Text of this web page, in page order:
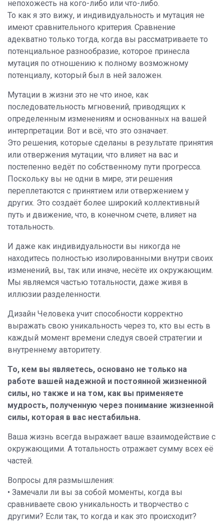
непохожесть на кого-либо или что-либо.
То как я это вижу, и индивидуальность и мутация не
имеют сравнительного критерия. Сравнение
адекватно только тогда, когда вы рассматриваете то
потенциальное разнообразие, которое принесла
мутация по отношению к полному возможному
потенциалу, который был в ней заложен.
Мутации в жизни это не что иное, как
последовательность мгновений, приводящих к
определенным изменениям и основанных на вашей
интерпретации. Вот и всё, что это означает.
Это решения, которые сделаны в результате принятия
или отвержения мутации, что влияет на вас и
постепенно ведёт по собственному пути прогресса.
Поскольку вы не одни в мире, эти решения
переплетаются с принятием или отвержением у
других. Это создаёт более широкий коллективный
путь и движение, что, в конечном счете, влияет на
тотальность.
И даже как индивидуальности вы никогда не
находитесь полностью изолированными внутри своих
изменений, вы, так или иначе, несёте их окружающим.
Мы являемся частью тотальности, даже живя в
иллюзии разделенности.
Дизайн Человека учит способности корректно
выражать свою уникальность через то, кто вы есть в
каждый момент времени следуя своей стратегии и
внутреннему авторитету.
То, кем вы являетесь, основано не только на
работе вашей надежной и постоянной жизненной
силы, но также и на том, как вы применяете
мудрость, полученную через понимание жизненной
силы, которая в вас нестабильна.
Ваша жизнь всегда выражает ваше взаимодействие с
окружающими. А тотальность отражает сумму всех её
частей.
Вопросы для размышления:
• Замечали ли вы за собой моменты, когда вы
сравниваете свою уникальность и творчество с
другими? Если так, то когда и как это происходит?